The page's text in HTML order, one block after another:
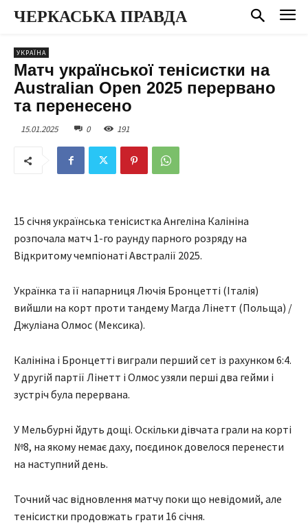
ЧЕРКАСЬКА ПРАВДА
УКРАЇНА
Матч української тенісистки на
Australian Open 2025 перервано
та перенесено
15.01.2025 0 191
15 січня українська тенісистка Ангеліна Калініна
розпочала матч 1-го раунду парного розряду на
Відкритому чемпіонаті Австралії 2025.
Українка та її напарниця Лючія Бронцетті (Італія)
вийшли на корт проти тандему Магда Лінетт (Польща) /
Джуліана Олмос (Мексика).
Калініна і Бронцетті виграли перший сет із рахунком 6:4.
У другій партії Лінетт і Олмос узяли перші два гейми і
зустріч була перервана.
У Мельбурні йдуть дощі. Оскільки дівчата грали на корті
№8, на якому немає даху, поєдинок довелося перенести
на наступний день.
Точний час відновлення матчу поки що невідомий, але
тенісистки продовжать грати 16 січня.